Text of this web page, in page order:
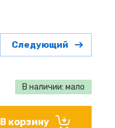
Следующий
В наличии: мало
В корзину